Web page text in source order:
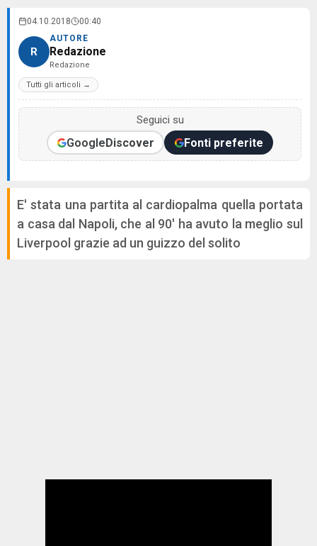
04.10.2018 00:40
R
AUTORE
Redazione
Redazione
Tutti gli articoli →
Seguici su
GoogleDiscover Fonti preferite
E' stata una partita al cardiopalma quella portata
a casa dal Napoli, che al 90' ha avuto la meglio sul
Liverpool grazie ad un guizzo del solito